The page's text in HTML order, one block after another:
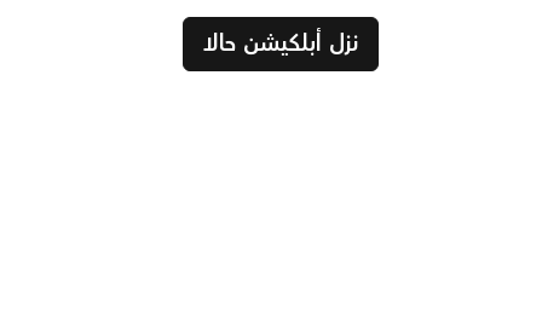
نزل أبلكيشن حالا